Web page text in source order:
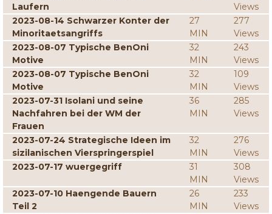
Laufern
Views
2023-08-14 Schwarzer Konter der
Minoritaetsangriffs
27
MIN
277
Views
2023-08-07 Typische BenOni
Motive
32
MIN
243
Views
2023-08-07 Typische BenOni
Motive
32
MIN
109
Views
2023-07-31 Isolani und seine
Nachfahren bei der WM der
Frauen
36
MIN
285
Views
2023-07-24 Strategische Ideen im
sizilanischen Vierspringerspiel
32
MIN
276
Views
2023-07-17 wuergegriff
31
MIN
308
Views
2023-07-10 Haengende Bauern
Teil 2
26
MIN
233
Views